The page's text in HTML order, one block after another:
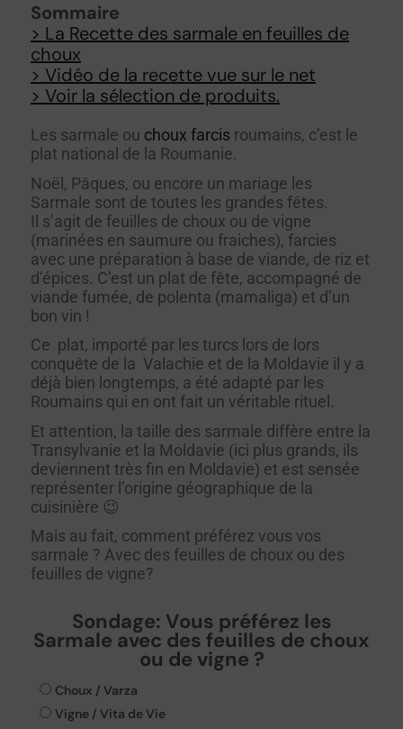
Sommaire
> La Recette des sarmale en feuilles de
choux
> Vidéo de la recette vue sur le net
> Voir la sélection de produits.
Les sarmale ou choux farcis roumains, c’est le
plat national de la Roumanie.
Noël, Pâques, ou encore un mariage les
Sarmale sont de toutes les grandes fêtes.
Il s’agit de feuilles de choux ou de vigne
(marinées en saumure ou fraiches), farcies
avec une préparation à base de viande, de riz et
d’épices. C’est un plat de fête, accompagné de
viande fumée, de polenta (mamaliga) et d’un
bon vin !
Ce plat, importé par les turcs lors de lors
conquête de la Valachie et de la Moldavie il y a
déjà bien longtemps, a été adapté par les
Roumains qui en ont fait un véritable rituel.
Et attention, la taille des sarmale diffère entre la
Transylvanie et la Moldavie (ici plus grands, ils
deviennent très fin en Moldavie) et est sensée
représenter l’origine géographique de la
cuisinière 😉
Mais au fait, comment préférez vous vos
sarmale ? Avec des feuilles de choux ou des
feuilles de vigne?
Sondage: Vous préférez les
Sarmale avec des feuilles de choux
ou de vigne ?
Choux / Varza
Vigne / Vita de Vie